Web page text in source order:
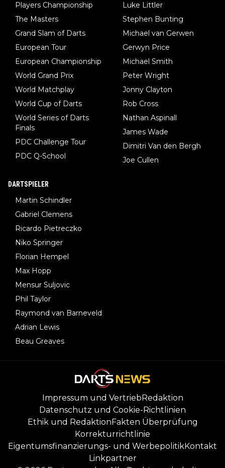
Players Championship
The Masters
Grand Slam of Darts
European Tour
European Championship
World Grand Prix
World Matchplay
World Cup of Darts
World Series of Darts
Finals
PDC Challenge Tour
PDC Q-School
Luke Littler
Stephen Bunting
Michael van Gerwen
Gerwyn Price
Michael Smith
Peter Wright
Jonny Clayton
Rob Cross
Nathan Aspinall
James Wade
Dimitri Van den Bergh
Joe Cullen
DARTSPIELER
Martin Schindler
Gabriel Clemens
Ricardo Pietreczko
Niko Springer
Florian Hempel
Max Hopp
Mensur Suljovic
Phil Taylor
Raymond van Barneveld
Adrian Lewis
Beau Greaves
Impressum und VertriebRedaktion
Datenschutz und Cookie-Richtlinien
Ethik und RedaktionFakten Überprüfung
Korrekturrichtlinie
Eigentumsfinanzierungs- und WerbepolitikKontakt
Linkpartner